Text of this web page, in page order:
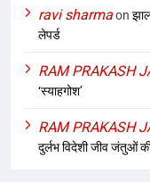
ravi sharmaon
लेपर्ड
RAM PRAKASH
‘स्याहगोश’
RAM PRAKASH
दुर्लभ विदेशी जीव जंतुओं